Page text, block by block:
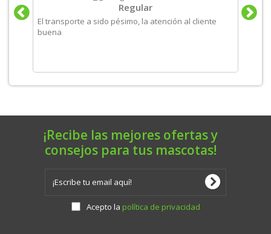
Regular
El transporte a sido pésimo, la atención al cliente
buena
¡Recibe las mejores ofertas y
consejos para tus mascotas!
Acepto la política de privacidad